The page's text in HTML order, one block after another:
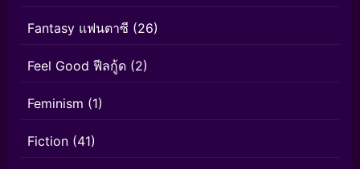
Fantasy แฟนตาซี (26)
Feel Good ฟีลกู้ด (2)
Feminism (1)
Fiction (41)